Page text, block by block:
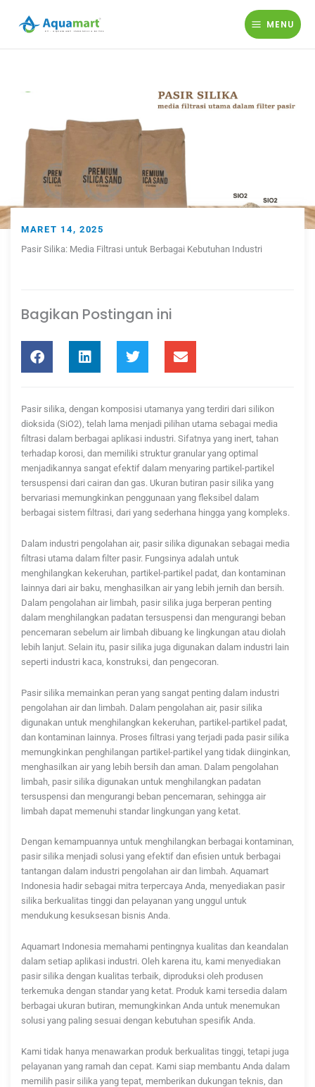
MENU
MARET 14, 2025
Pasir Silika: Media Filtrasi untuk Berbagai Kebutuhan Industri
Bagikan Postingan ini
Pasir silika, dengan komposisi utamanya yang terdiri dari silikon
dioksida (SiO2), telah lama menjadi pilihan utama sebagai media
filtrasi dalam berbagai aplikasi industri. Sifatnya yang inert, tahan
terhadap korosi, dan memiliki struktur granular yang optimal
menjadikannya sangat efektif dalam menyaring partikel-partikel
tersuspensi dari cairan dan gas. Ukuran butiran pasir silika yang
bervariasi memungkinkan penggunaan yang fleksibel dalam
berbagai sistem filtrasi, dari yang sederhana hingga yang kompleks.
Dalam industri pengolahan air, pasir silika digunakan sebagai media
filtrasi utama dalam filter pasir. Fungsinya adalah untuk
menghilangkan kekeruhan, partikel-partikel padat, dan kontaminan
lainnya dari air baku, menghasilkan air yang lebih jernih dan bersih.
Dalam pengolahan air limbah, pasir silika juga berperan penting
dalam menghilangkan padatan tersuspensi dan mengurangi beban
pencemaran sebelum air limbah dibuang ke lingkungan atau diolah
lebih lanjut. Selain itu, pasir silika juga digunakan dalam industri lain
seperti industri kaca, konstruksi, dan pengecoran.
Pasir silika memainkan peran yang sangat penting dalam industri
pengolahan air dan limbah. Dalam pengolahan air, pasir silika
digunakan untuk menghilangkan kekeruhan, partikel-partikel padat,
dan kontaminan lainnya. Proses filtrasi yang terjadi pada pasir silika
memungkinkan penghilangan partikel-partikel yang tidak diinginkan,
menghasilkan air yang lebih bersih dan aman. Dalam pengolahan
limbah, pasir silika digunakan untuk menghilangkan padatan
tersuspensi dan mengurangi beban pencemaran, sehingga air
limbah dapat memenuhi standar lingkungan yang ketat.
Dengan kemampuannya untuk menghilangkan berbagai kontaminan,
pasir silika menjadi solusi yang efektif dan efisien untuk berbagai
tantangan dalam industri pengolahan air dan limbah. Aquamart
Indonesia hadir sebagai mitra terpercaya Anda, menyediakan pasir
silika berkualitas tinggi dan pelayanan yang unggul untuk
mendukung kesuksesan bisnis Anda.
Aquamart Indonesia memahami pentingnya kualitas dan keandalan
dalam setiap aplikasi industri. Oleh karena itu, kami menyediakan
pasir silika dengan kualitas terbaik, diproduksi oleh produsen
terkemuka dengan standar yang ketat. Produk kami tersedia dalam
berbagai ukuran butiran, memungkinkan Anda untuk menemukan
solusi yang paling sesuai dengan kebutuhan spesifik Anda.
Kami tidak hanya menawarkan produk berkualitas tinggi, tetapi juga
pelayanan yang ramah dan cepat. Kami siap membantu Anda dalam
memilih pasir silika yang tepat, memberikan dukungan teknis, dan